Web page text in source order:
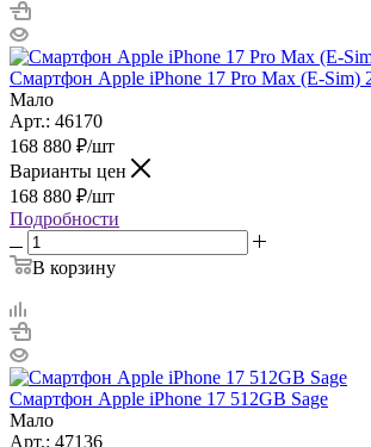
Смартфон Apple iPhone 17 Pro Max (E-Sim)
Мало
Арт.: 46170
168 880 ₽/шт
Варианты цен
168 880 ₽/шт
Подробности
В корзину
Смартфон Apple iPhone 17 512GB Sage
Мало
Арт.: 47136